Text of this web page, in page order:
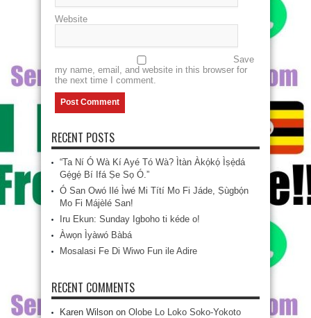
Website
Save
my name, email, and website in this browser for
the next time I comment.
RECENT POSTS
“Ta Ní Ó Wà Kí Ayé Tó Wà? Ìtàn Àkọ́kọ́ Ìṣẹ̀dá
Gẹ́gẹ́ Bí Ifá Ṣe Sọ Ó.”
Ó San Owó Ilé Ìwé Mi Títí Mo Fi Jáde, Ṣùgbọ́n
Mo Fi Májèlé San!
Iru Ekun: Sunday Igboho ti kéde o!
Àwọn Ìyàwó Bàbá
Mosalasi Fe Di Wiwo Fun ile Adire
RECENT COMMENTS
Karen Wilson on Olobe Lo Loko Soko-Yokoto